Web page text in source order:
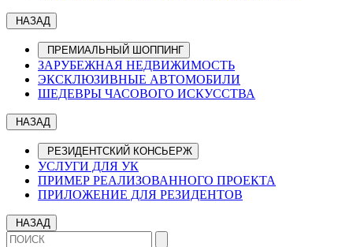
НАЗАД
ПРЕМИАЛЬНЫЙ ШОППИНГ
ЗАРУБЕЖНАЯ НЕДВИЖИМОСТЬ
ЭКСКЛЮЗИВНЫЕ АВТОМОБИЛИ
ШЕДЕВРЫ ЧАСОВОГО ИСКУССТВА
НАЗАД
РЕЗИДЕНТСКИЙ КОНСЬЕРЖ
УСЛУГИ ДЛЯ УК
ПРИМЕР РЕАЛИЗОВАННОГО ПРОЕКТА
ПРИЛОЖЕНИЕ ДЛЯ РЕЗИДЕНТОВ
НАЗАД